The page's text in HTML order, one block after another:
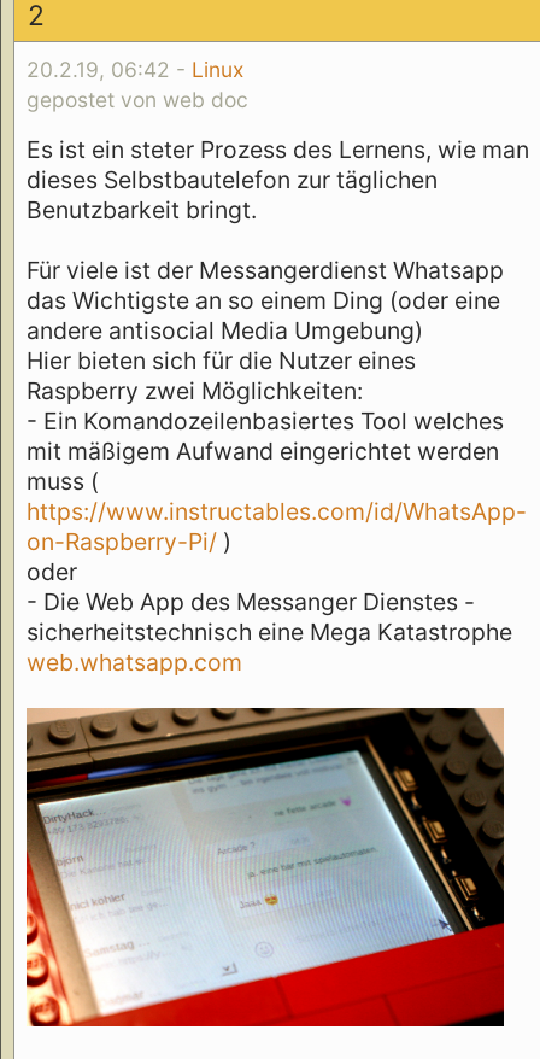
2
20.2.19, 06:42 - Linux
gepostet von web doc
Es ist ein steter Prozess des Lernens, wie man
dieses Selbstbautelefon zur täglichen
Benutzbarkeit bringt.
Für viele ist der Messangerdienst Whatsapp
das Wichtigste an so einem Ding (oder eine
andere antisocial Media Umgebung)
Hier bieten sich für die Nutzer eines
Raspberry zwei Möglichkeiten:
- Ein Komandozeilenbasiertes Tool welches
mit mäßigem Aufwand eingerichtet werden
muss (
https://www.instructables.com/id/WhatsApp-
on-Raspberry-Pi/ )
oder
- Die Web App des Messanger Dienstes -
sicherheitstechnisch eine Mega Katastrophe
web.whatsapp.com